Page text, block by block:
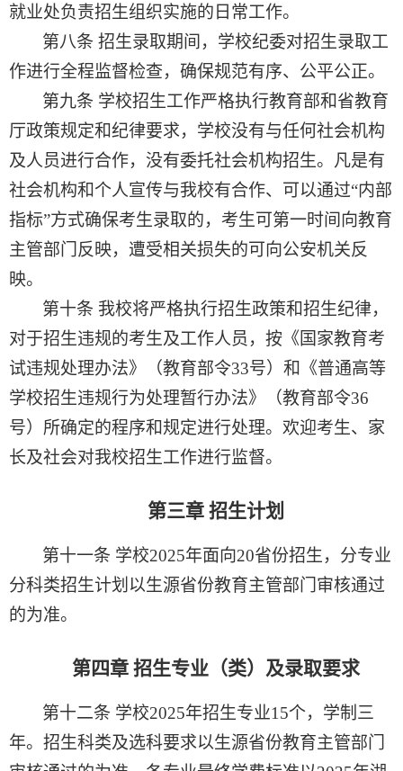
就业处负责招生组织实施的日常工作。
第八条 招生录取期间，学校纪委对招生录取工
作进行全程监督检查，确保规范有序、公平公正。
第九条 学校招生工作严格执行教育部和省教育
厅政策规定和纪律要求， 学校没有与任何社会机构
及人员进行合作，没有委托社会机构招生。凡是有
社会机构和个人宣传与我校有合作、可以通过“内部
指标”方式确保考生录取的，考生可第一时间向教育
主管部门反映，遭受相关损失的可向公安机关反
映。
第十条 我校将严格执行招生政策和招生纪律，
对于招生违规的考生及工作人员，按《国家教育考
试违规处理办法》（教育部令33号）和《普通高等
学校招生违规行为处理暂行办法》（教育部令36
号）所确定的程序和规定进行处理。欢迎考生、家
长及社会对我校招生工作进行监督。
第三章 招生计划
第十一条 学校2025年面向20省份招生，分专业
分科类招生计划以生源省份教育主管部门审核通过
的为准。
第四章 招生专业（类）及录取要求
第十二条 学校2025年招生专业15个，学制三
年。招生科类及选科要求以生源省份教育主管部门